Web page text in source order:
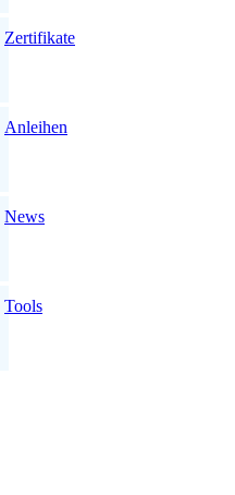
Zertifikate
Anleihen
News
Tools